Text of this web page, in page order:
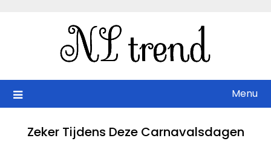
Menu
Zeker Tijdens Deze Carnavalsdagen